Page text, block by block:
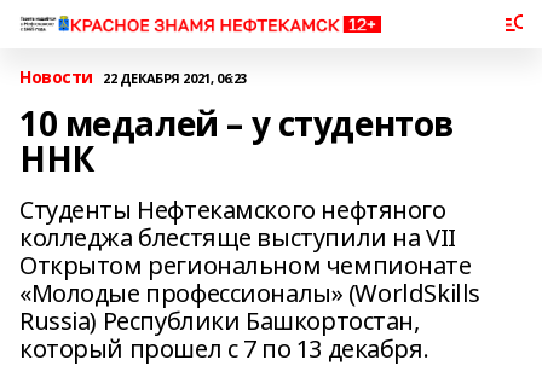
Новости 22 ДЕКАБРЯ 2021, 06:23
10 медалей – у студентов
ННК
Студенты Нефтекамского нефтяного
колледжа блестяще выступили на VII
Открытом региональном чемпионате
«Молодые профессионалы» (WorldSkills
Russia) Республики Башкортостан,
который прошел с 7 по 13 декабря.